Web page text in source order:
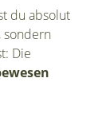
du absolut
sondern
Die